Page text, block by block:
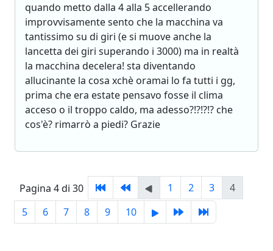
quando metto dalla 4 alla 5 accellerando
improvvisamente sento che la macchina va
tantissimo su di giri (e si muove anche la
lancetta dei giri superando i 3000) ma in realtà
la macchina decelera! sta diventando
allucinante la cosa xchè oramai lo fa tutti i gg,
prima che era estate pensavo fosse il clima
acceso o il troppo caldo, ma adesso?!?!?!? che
cos'è? rimarrò a piedi? Grazie
Pagina 4 di 30 1 2 3
4
5
6 7 8 9 10